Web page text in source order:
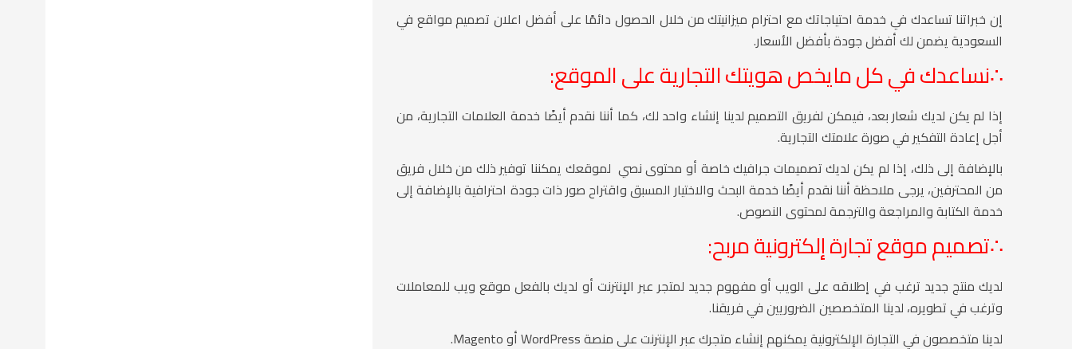
إن خبراتنا تساعدك في خدمة احتياجاتك مع احترام ميزانيتك من خلال الحصول دائمًا على أفضل اعلان تصميم مواقع في
السعودية يضمن لك أفضل جودة بأفضل الأسعار.
∴نساعدك في كل مايخص هويتك التجارية على الموقع:
إذا لم يكن لديك شعار بعد، فيمكن لفريق التصميم لدينا إنشاء واحد لك، كما أننا نقدم أيضًا خدمة العلامات التجارية، من
أجل إعادة التفكير في صورة علامتك التجارية.
بالإضافة إلى ذلك، إذا لم يكن لديك تصميمات جرافيك خاصة أو محتوى نصي لموقعك يمكننا توفير ذلك من خلال فريق
من المحترفين، يرجى ملاحظة أننا نقدم أيضًا خدمة البحث والاختيار المسبق واقتراح صور ذات جودة احترافية بالإضافة إلى
خدمة الكتابة والمراجعة والترجمة لمحتوى النصوص.
∴تصميم موقع تجارة إلكترونية مربح:
لديك منتج جديد ترغب في إطلاقه على الويب أو مفهوم جديد لمتجر عبر الإنترنت أو لديك بالفعل موقع ويب للمعاملات
وترغب في تطويره، لدينا المتخصصين الضروريين في فريقنا.
لدينا متخصصون في التجارة الإلكترونية يمكنهم إنشاء متجرك عبر الإنترنت على منصة WordPress أو Magento.